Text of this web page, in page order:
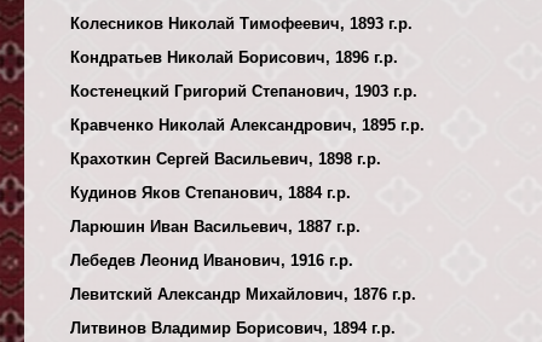
Колесников Николай Тимофеевич, 1893 г.р.
Кондратьев Николай Борисович, 1896 г.р.
Костенецкий Григорий Степанович, 1903 г.р.
Кравченко Николай Александрович, 1895 г.р.
Крахоткин Сергей Васильевич, 1898 г.р.
Кудинов Яков Степанович, 1884 г.р.
Ларюшин Иван Васильевич, 1887 г.р.
Лебедев Леонид Иванович, 1916 г.р.
Левитский Александр Михайлович, 1876 г.р.
Литвинов Владимир Борисович, 1894 г.р.